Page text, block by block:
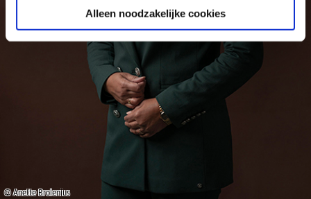
Alleen noodzakelijke cookies
© Anette Brolenius